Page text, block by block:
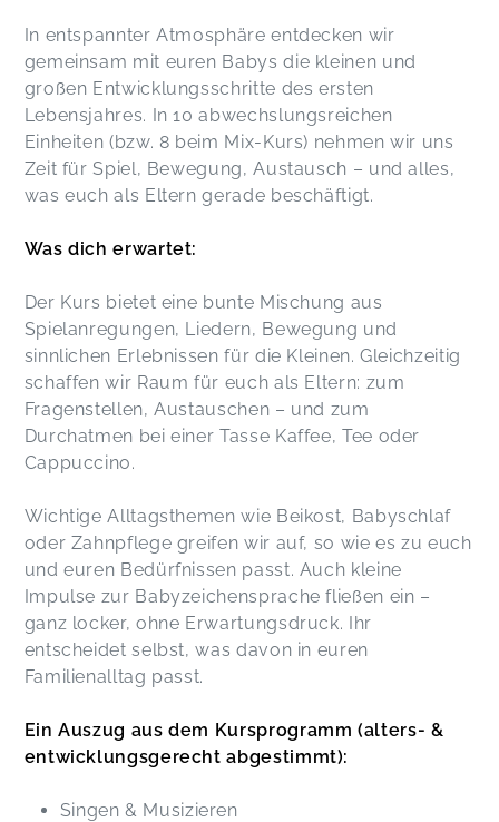
In entspannter Atmosphäre entdecken wir
gemeinsam mit euren Babys die kleinen und
großen Entwicklungsschritte des ersten
Lebensjahres. In 10 abwechslungsreichen
Einheiten (bzw. 8 beim Mix-Kurs) nehmen wir uns
Zeit für Spiel, Bewegung, Austausch – und alles,
was euch als Eltern gerade beschäftigt.
Was dich erwartet:
Der Kurs bietet eine bunte Mischung aus
Spielanregungen, Liedern, Bewegung und
sinnlichen Erlebnissen für die Kleinen. Gleichzeitig
schaffen wir Raum für euch als Eltern: zum
Fragenstellen, Austauschen – und zum
Durchatmen bei einer Tasse Kaffee, Tee oder
Cappuccino.
Wichtige Alltagsthemen wie Beikost, Babyschlaf
oder Zahnpflege greifen wir auf, so wie es zu euch
und euren Bedürfnissen passt. Auch kleine
Impulse zur Babyzeichensprache fließen ein –
ganz locker, ohne Erwartungsdruck. Ihr
entscheidet selbst, was davon in euren
Familienalltag passt.
Ein Auszug aus dem Kursprogramm (alters- &
entwicklungsgerecht abgestimmt):
Singen & Musizieren